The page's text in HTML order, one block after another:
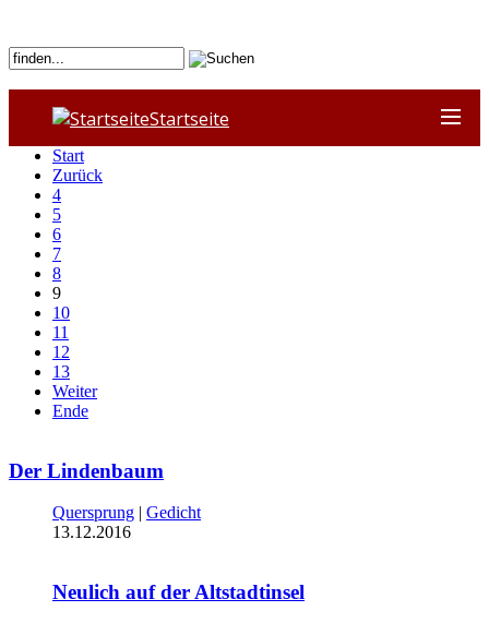
Startseite
Start
Zurück
4
5
6
7
8
9
10
11
12
13
Weiter
Ende
Der Lindenbaum
Quersprung | Gedicht
13.12.2016
Neulich auf der Altstadtinsel